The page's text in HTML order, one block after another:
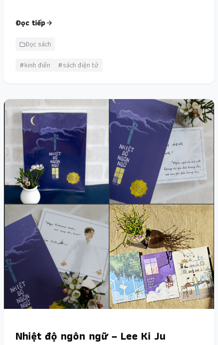
Đọc tiếp
Đọc sách
#kinh điển
#sách điện tử
Nhiệt độ ngôn ngữ – Lee Ki Ju